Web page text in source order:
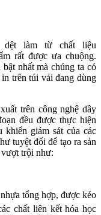
dệt làm từ chất liệu
rất được ưa chuộng.
nhất mà chúng ta có
trên túi vải đang dùng
trên công nghệ dây
đều được thực hiện
khiển giám sát của các
tuyệt đối để tạo ra sản
trội như:
tổng hợp, được kéo
chất liên kết hóa học